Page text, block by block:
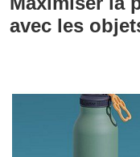
avec les